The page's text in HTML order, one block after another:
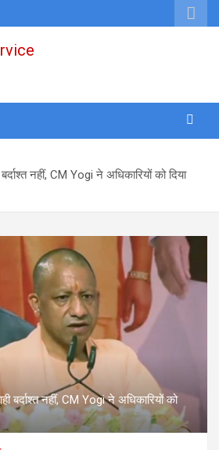
नहीं, CM Yogi ने अधिकारियों को दिया
बर्दाश्त नहीं, CM Yogi ने अधिकारियों को